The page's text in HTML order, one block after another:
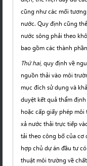
cũng như các mối
nước. Quy định cũng
nước sông phải theo
bao gồm các thành
Thứ hai, quy định về
nguồn thải vào môi
mục đích sử dụng và
duyệt kết quả thẩm
hoặc cấp giấy phép
xả nước thải trực tiếp
tải theo công bố của cơ
hợp chủ dự án đầu tư
thuật môi trường về